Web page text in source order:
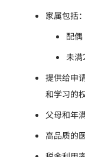
家属包括：
配偶
未满
提供给申
和学习的
父母和年
高品质的